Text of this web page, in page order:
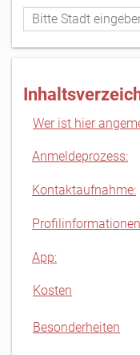
Wer ist hier
Anmeldeprozess:
Kontaktaufnahme:
App:
Kosten
Besonderheiten